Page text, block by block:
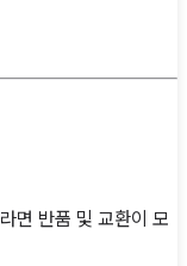
라면 반품 및 교환이 모